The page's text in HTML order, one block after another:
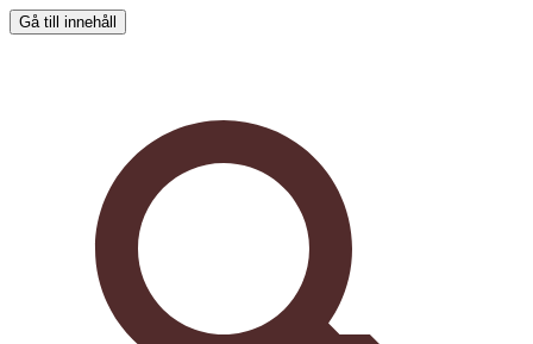
Gå till innehåll